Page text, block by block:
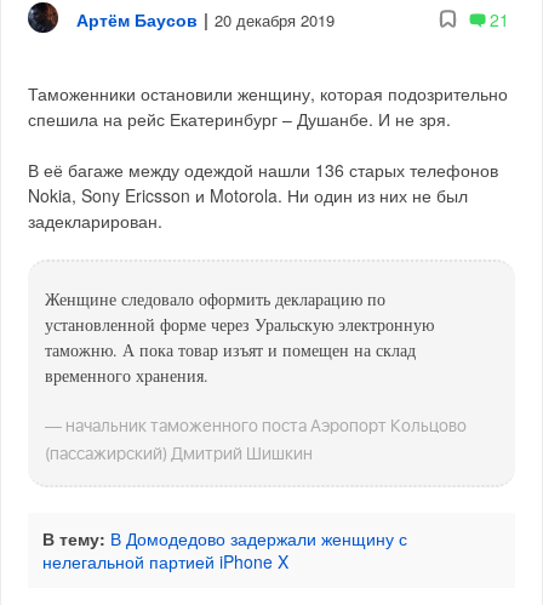
Артём Баусов | 20 декабря 2019 21
Таможенники остановили женщину, которая подозрительно
спешила на рейс Екатеринбург – Душанбе. И не зря.
В её багаже между одеждой нашли 136 старых телефонов
Nokia, Sony Ericsson и Motorola. Ни один из них не был
задекларирован.
Женщине следовало оформить декларацию по
установленной форме через Уральскую электронную
таможню. А пока товар изъят и помещен на склад
временного хранения.
— начальник таможенного поста Аэропорт Кольцово
(пассажирский) Дмитрий Шишкин
В тему: В Домодедово задержали женщину с
нелегальной партией iPhone X